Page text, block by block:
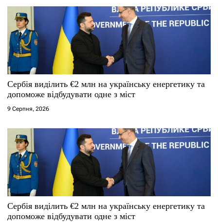
Сербія виділить €2 млн на українську енергетику та
допоможе відбудувати одне з міст
9 Серпня, 2026
Сербія виділить €2 млн на українську енергетику та
допоможе відбудувати одне з міст